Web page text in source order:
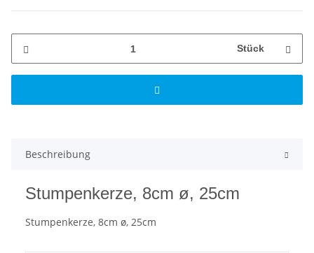
Stück
Beschreibung
Stumpenkerze, 8cm ø, 25cm
Stumpenkerze, 8cm ø, 25cm